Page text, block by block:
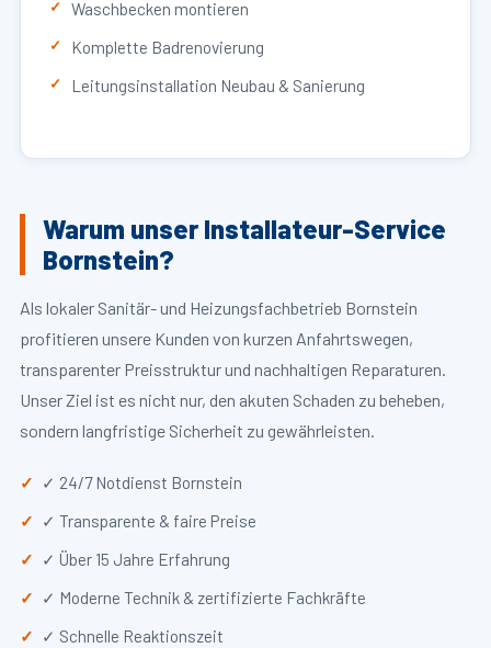
Waschbecken montieren
Komplette Badrenovierung
Leitungsinstallation Neubau & Sanierung
Warum unser Installateur-Service
Bornstein?
Als lokaler Sanitär- und Heizungsfachbetrieb Bornstein
profitieren unsere Kunden von kurzen Anfahrtswegen,
transparenter Preisstruktur und nachhaltigen Reparaturen.
Unser Ziel ist es nicht nur, den akuten Schaden zu beheben,
sondern langfristige Sicherheit zu gewährleisten.
✓ 24/7 Notdienst Bornstein
✓ Transparente & faire Preise
✓ Über 15 Jahre Erfahrung
✓ Moderne Technik & zertifizierte Fachkräfte
✓ Schnelle Reaktionszeit